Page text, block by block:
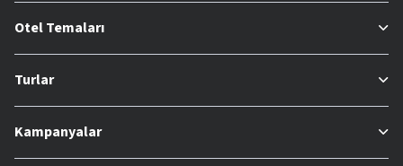
Otel Temaları
Turlar
Kampanyalar